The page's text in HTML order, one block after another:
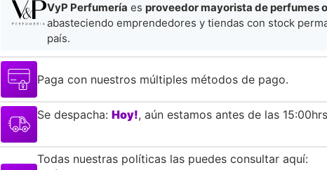
VyP Perfumería es proveedor mayorista de perfumes
abasteciendo emprendedores y tiendas con stock
país.
Paga con nuestros múltiples métodos de pago.
Se despacha: Hoy!, aún estamos antes de las
Todas nuestras políticas las puedes consultar aquí: